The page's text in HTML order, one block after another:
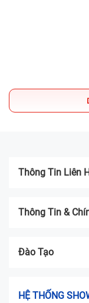
Thông Tin Liên
Thông Tin &
Đào Tạo
HỆ THỐNG